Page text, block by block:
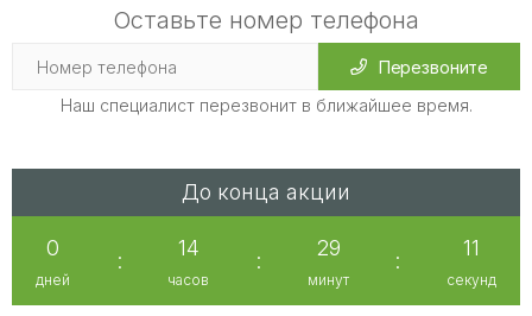
Оставьте номер телефона
Перезвоните
Наш специалист перезвонит в ближайшее время.
До конца акции
0
дней
:
14
часов
:
29
минут
:
10
секунд